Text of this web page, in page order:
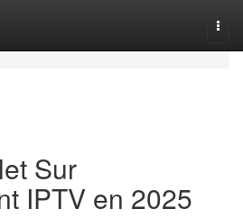
Sur
IPTV en 2025